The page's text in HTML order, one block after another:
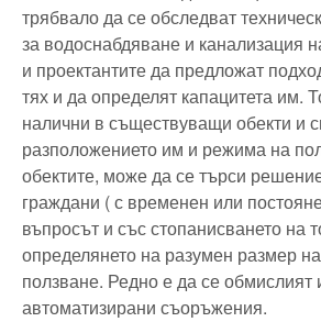
трябвало да се обследват
за водоснабдяване и канализация
и проектантите да предложат
тях и да определят капацитета им.
налични в съществуващи обекти и
разположението им и режима на
обектите, може да се търси
граждани ( с временен или
въпросът и със стопанисването на
определянето на разумен размер
ползване. Редно е да се обмислият
автоматизирани съоръжения.